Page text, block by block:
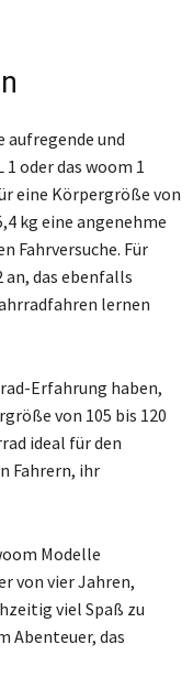
aufregende und
oder das woom 1
eine Körpergröße von
kg eine angenehme
Fahrversuche. Für
das ebenfalls
lernen
Erfahrung haben,
von 105 bis 120
ideal für den
Fahrern, ihr
Modelle
von vier Jahren,
viel Spaß zu
Abenteuer, das